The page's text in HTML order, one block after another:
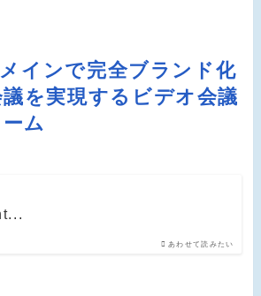
インで完全ブランド化
を実現するビデオ会議
ム
あわせて読みたい